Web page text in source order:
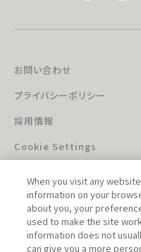
お問い合わせ
プライバシーポリシー
採用情報
Cookie Settings
When you visit any
information on your
about you, your
used to make the site
information does not
can give you a more